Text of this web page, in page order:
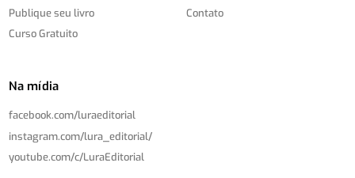
Publique seu livro
Curso Gratuito
Contato
Na mídia
facebook.com/luraeditorial
instagram.com/lura_editorial/
youtube.com/c/LuraEditorial